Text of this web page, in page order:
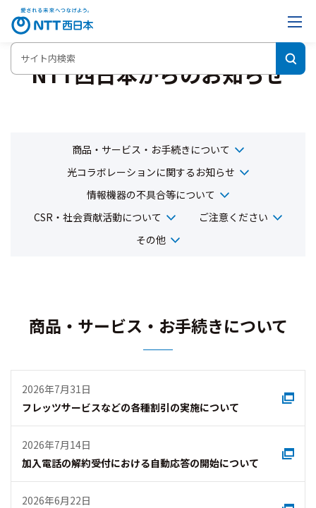
NTT西日本からのお知らせ
商品・サービス・お手続きについて
光コラボレーションに関するお知らせ
情報機器の不具合等について
CSR・社会貢献活動について
ご注意ください
その他
商品・サービス・お手続きについて
2026年7月31日
フレッツサービスなどの各種割引の実施について
2026年7月14日
加入電話の解約受付における自動応答の開始について
2026年6月22日